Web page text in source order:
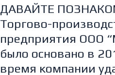
ДАВАЙТЕ
Торгово-
предприятия ООО
было основано в
время компании